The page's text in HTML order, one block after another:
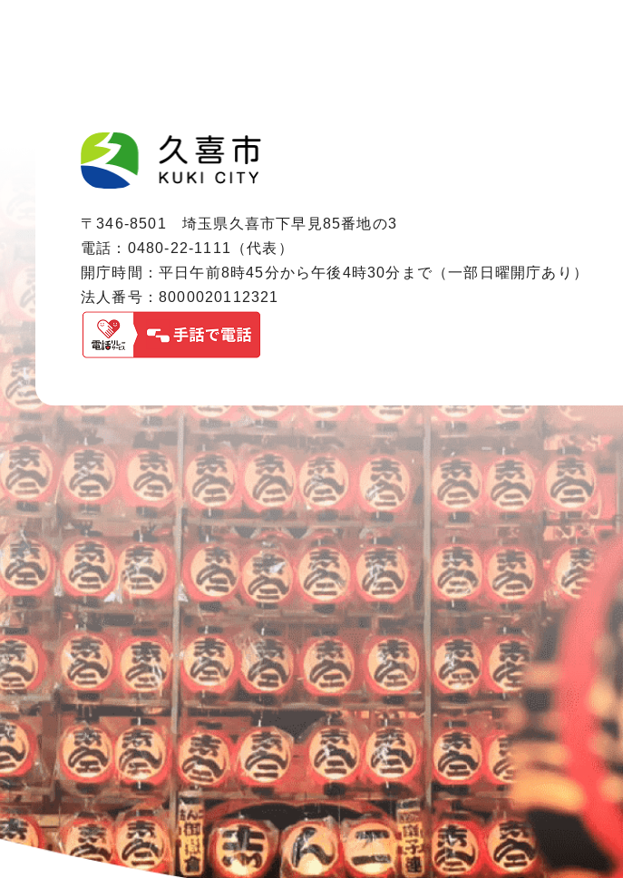
〒346-8501 埼玉県久喜市下早見85番地の3
電話：0480-22-1111（代表）
開庁時間：平日午前8時45分から午後4時30分まで（一部日曜開庁あり）
法人番号：8000020112321